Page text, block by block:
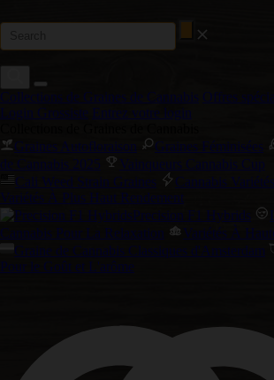
Collections de Graines de Cannabis Offres
Login Grossiste Entrez votre login
Graines Autofloraison
Graines Féminisées
de Cannabis 2025
Vainqueurs Cannabis Cup
Cali Weed Strain Graines
Cannabis
Variétés À Plus Haut Rendement
Precision F1 Hybrids
Cannabis Pour La Relaxation
Variétés À
Graine de Cannabis Classiques d'Amsterdam
Pour le Goût et L'arôme